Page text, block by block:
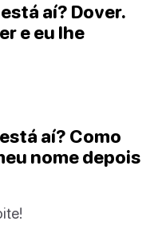
aí? Dover.
e eu lhe
aí? Como
nome depois